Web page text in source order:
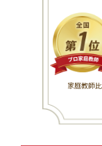
家庭教師